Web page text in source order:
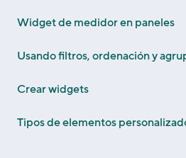
Widget de medidor en paneles
Usando filtros, ordenación y
Crear widgets
Tipos de elementos